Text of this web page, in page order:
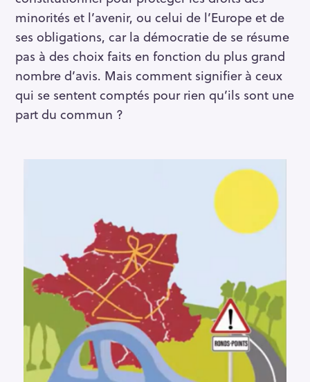
minorités et l’avenir, ou celui de l’Europe et de
ses obligations, car la démocratie de se résume
pas à des choix faits en fonction du plus grand
nombre d’avis. Mais comment signifier à ceux
qui se sentent comptés pour rien qu’ils sont une
part du commun ?